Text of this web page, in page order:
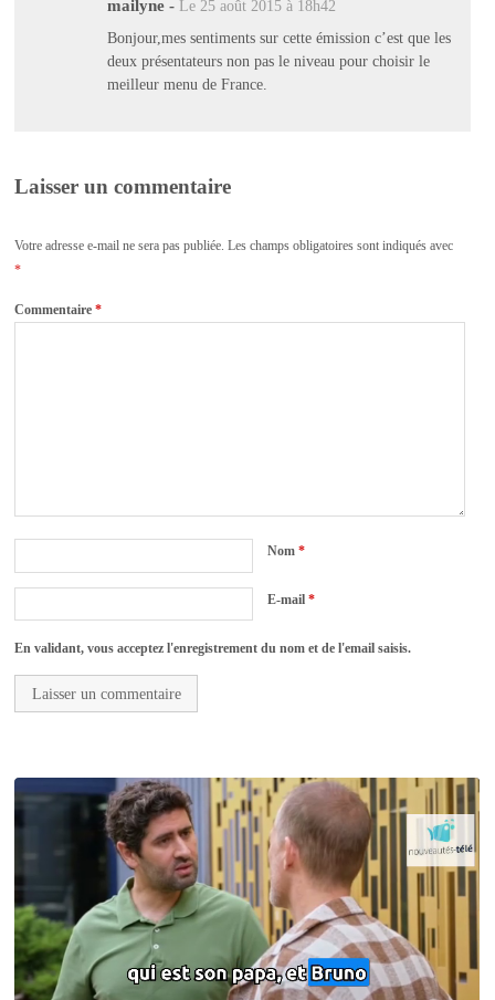
mailyne - Le 25 août 2015 à 18h42
Bonjour,mes sentiments sur cette émission c’est que les
deux présentateurs non pas le niveau pour choisir le
meilleur menu de France.
Laisser un commentaire
Votre adresse e-mail ne sera pas publiée. Les champs obligatoires sont indiqués avec
*
Commentaire*
Nom*
E-mail*
En validant, vous acceptez l'enregistrement du nom et de l'email saisis.